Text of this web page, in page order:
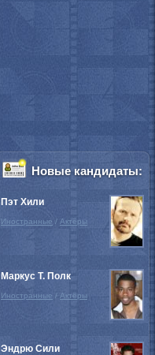
Новые кандидаты:
Пэт Хили
Иностранные / Актёры
Маркус Т. Полк
Иностранные / Актёры
Эндрю Сили